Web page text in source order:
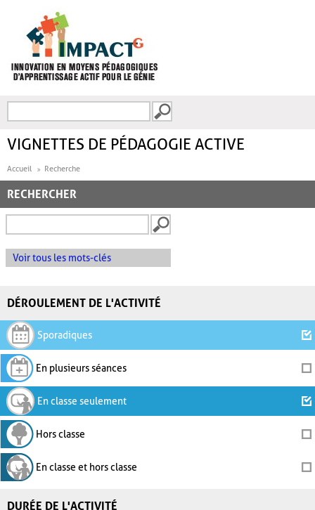
FORMULAIRE DE
VIGNETTES DE PÉDAGOGIE ACTIVE
Accueil Recherche
RECHERCHER
Voir tous les mots-clés
DÉROULEMENT DE L'ACTIVITÉ
Sporadiques
En plusieurs séances
En classe seulement
Hors classe
En classe et hors classe
DURÉE DE L'ACTIVITÉ